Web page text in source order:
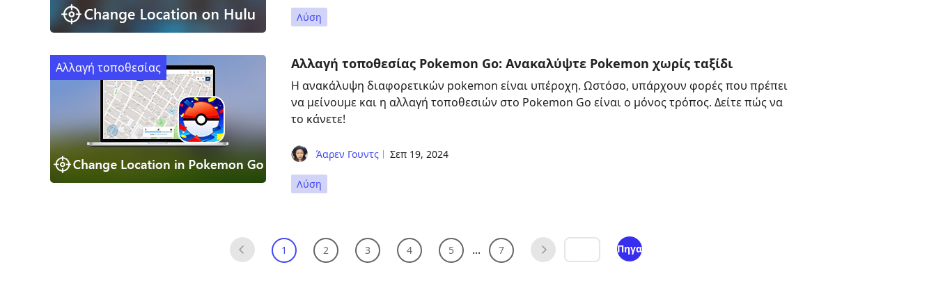
Λύση
Αλλαγή τοποθεσίας Αλλαγή τοποθεσίας Pokemon Go: Ανακαλύψτε Pokemon χωρίς ταξίδι
Η ανακάλυψη διαφορετικών pokemon είναι υπέροχη. Ωστόσο, υπάρχουν φορές που πρέπει
να μείνουμε και η αλλαγή τοποθεσιών στο Pokemon Go είναι ο μόνος τρόπος. Δείτε πώς να
το κάνετε!
Άαρεν Γουντς Σεπ 19, 2024
Λύση
1 2 3 4 5 ... 7 Πηγαίνω